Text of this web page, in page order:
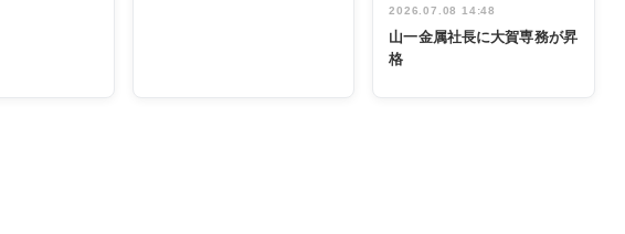
2026.07.08 14:48
山一金属社長に大賀専務が昇
格